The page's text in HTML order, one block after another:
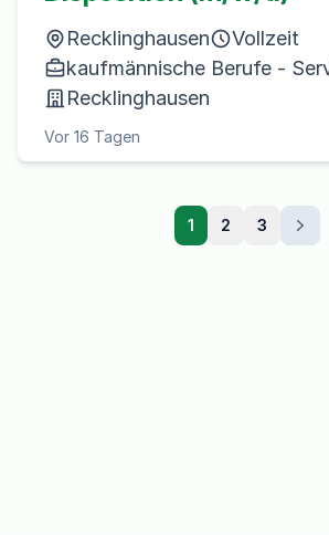
Recklinghausen
Vollzeit
kaufmännische Berufe -
Recklinghausen
Vor 16 Tagen
1 2 3